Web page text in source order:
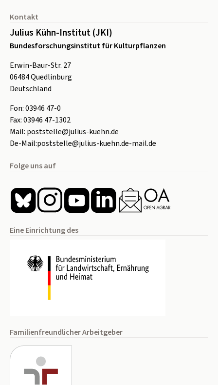
Kontakt
Julius Kühn-Institut (JKI)
Bundesforschungsinstitut für Kulturpflanzen
Erwin-Baur-Str. 27
06484Quedlinburg
Deutschland
Fon:03946 47-0
Fax:03946 47-1302
Mail: poststelle@julius-kuehn.de
De-Mail:poststelle@julius-kuehn.de-mail.de
Folge uns auf
Eine Einrichtung des
Familienfreundlicher Arbeitgeber